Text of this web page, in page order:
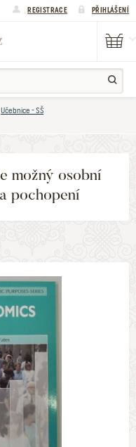
REGISTRACE PŘIHLÁŠENÍ
Učebnice - SŠ
možný osobní
pochopení